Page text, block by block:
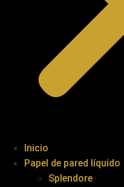
Inicio
Papel de pared líquido
Splendore